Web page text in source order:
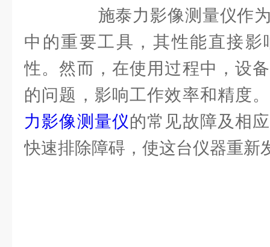
施泰力影像测量仪作为
中的重要工具，其性能直接
性。然而，在使用过程中，设
的问题，影响工作效率和精度
力影像测量仪的常见故障及相
快速排除障碍，使这台仪器重新